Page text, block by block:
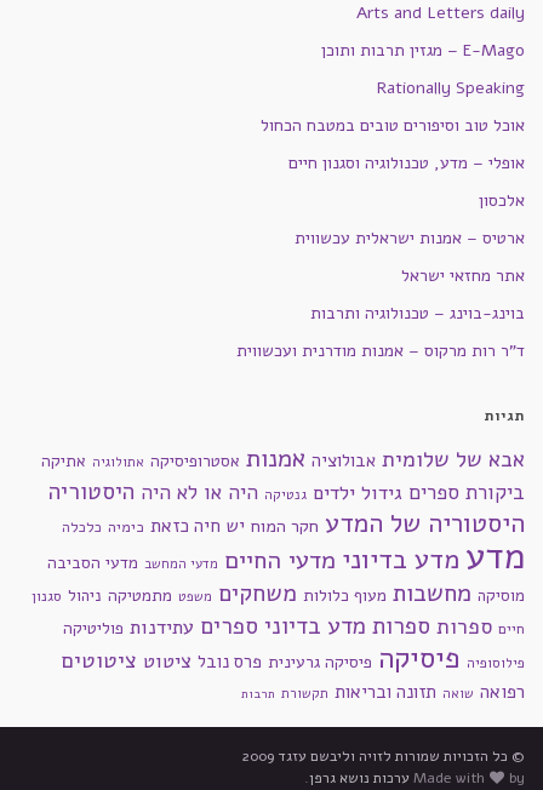
Arts and Letters daily
E-Mago – מגזין תרבות ותוכן
Rationally Speaking
אוכל טוב וסיפורים טובים במטבח הכחול
אופלי – מדע, טכנולוגיה וסגנון חיים
אלכסון
ארטיס – אמנות ישראלית עכשווית
אתר מחזאי ישראל
בוינג-בוינג – טכנולוגיה ותרבות
ד"ר רות מרקוס – אמנות מודרנית ועכשווית
תגיות
אבא של שלומית אבולוציה אמנות אסטרופיסיקה אתולוגיה אתיקה
ביקורת ספרים גידול ילדים גנטיקה היה או לא היה היסטוריה
היסטוריה של המדע חקר המוח יש חיה כזאת כימיה כלכלה
מדע מדע בדיוני מדעי החיים מדעי המחשב מדעי הסביבה
מוסיקה מחשבות מעוף כלולות משחקים משפט מתמטיקה ניהול סגנון
חיים ספרות ספרות מדע בדיוני ספרים עתידנות פוליטיקה
פילוסופיה פיסיקה פיסיקה גרעינית פרס נובל ציטוט ציטוטים
רפואה שואה תזונה ובריאות תקשורת תרבות
© כל הזכויות שמורות לזויה וליבשם עזגד 2009
Made with
by ערכות נושא גרפן.